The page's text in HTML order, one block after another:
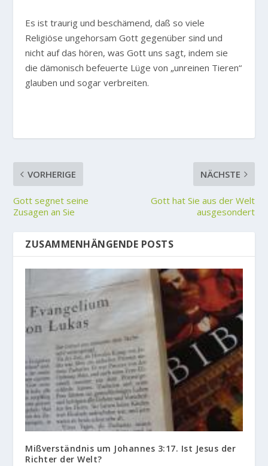
Es ist traurig und beschämend, daß so viele
Religiöse ungehorsam Gott gegenüber sind und
nicht auf das hören, was Gott uns sagt, indem sie
die dämonisch befeuerte Lüge von „unreinen Tieren“
glauben und sogar verbreiten.
VORHERIGE
Gott segnet seine
Zusagen an Sie
NÄCHSTE
Gott hat Sie aus der Welt
ausgesondert
ZUSAMMENHÄNGENDE POSTS
Mißverständnis um Johannes 3:17. Ist Jesus der
Richter der Welt?